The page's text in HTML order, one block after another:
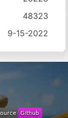
48323
9-15-2022